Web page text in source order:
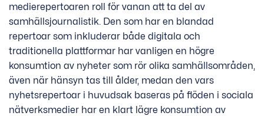
medierepertoaren roll för vanan att ta del av
samhällsjournalistik. Den som har en blandad
repertoar som inkluderar både digitala och
traditionella plattformar har vanligen en högre
konsumtion av nyheter som rör olika samhällsområden,
även när hänsyn tas till ålder, medan den vars
nyhetsrepertoar i huvudsak baseras på flöden i sociala
nätverksmedier har en klart lägre konsumtion av